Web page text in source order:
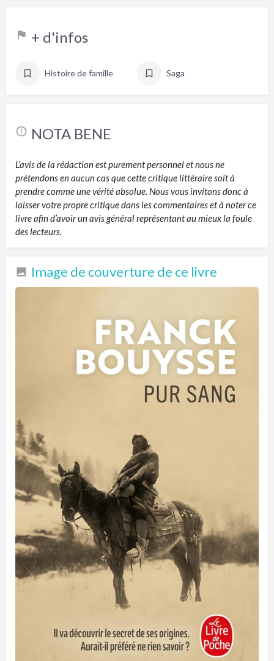
+ d'infos
Histoire de famille Saga
NOTA BENE
L’avis de la rédaction est purement personnel et nous ne
prétendons en aucun cas que cette critique littéraire soit à
prendre comme une vérité absolue. Nous vous invitons donc à
laisser votre propre critique dans les commentaires et à noter ce
livre afin d’avoir un avis général représentant au mieux la foule
des lecteurs.
Image de couverture de ce livre